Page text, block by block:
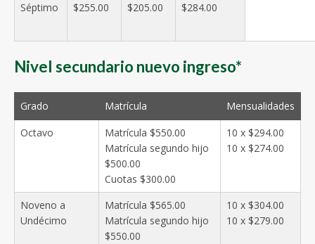
Séptimo $255.00 $205.00 $284.00
Nivel secundario nuevo ingreso*
Grado Matrícula
Mensualidades
Octavo
Matrícula $550.00
Matrícula segundo hijo
$500.00
Cuotas $300.00
10 x $294.00
10 x $274.00
Noveno a
Undécimo
Matrícula $565.00
Matrícula segundo hijo
$550.00
10 x $304.00
10 x $279.00